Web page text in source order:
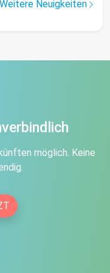
Weitere Neuigkeiten
möglich. Keine